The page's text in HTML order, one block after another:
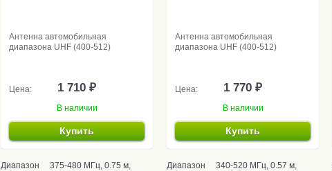
Антенна автомобильная
диапазона UHF (400-512)
Цена: 1 710 ₽
В наличии
Купить
Диапазон
375-480 МГц, 0.75 м,
Антенна автомобильная
диапазона UHF (400-512)
Цена: 1 770 ₽
В наличии
Купить
Диапазон
340-520 МГц, 0.57 м,